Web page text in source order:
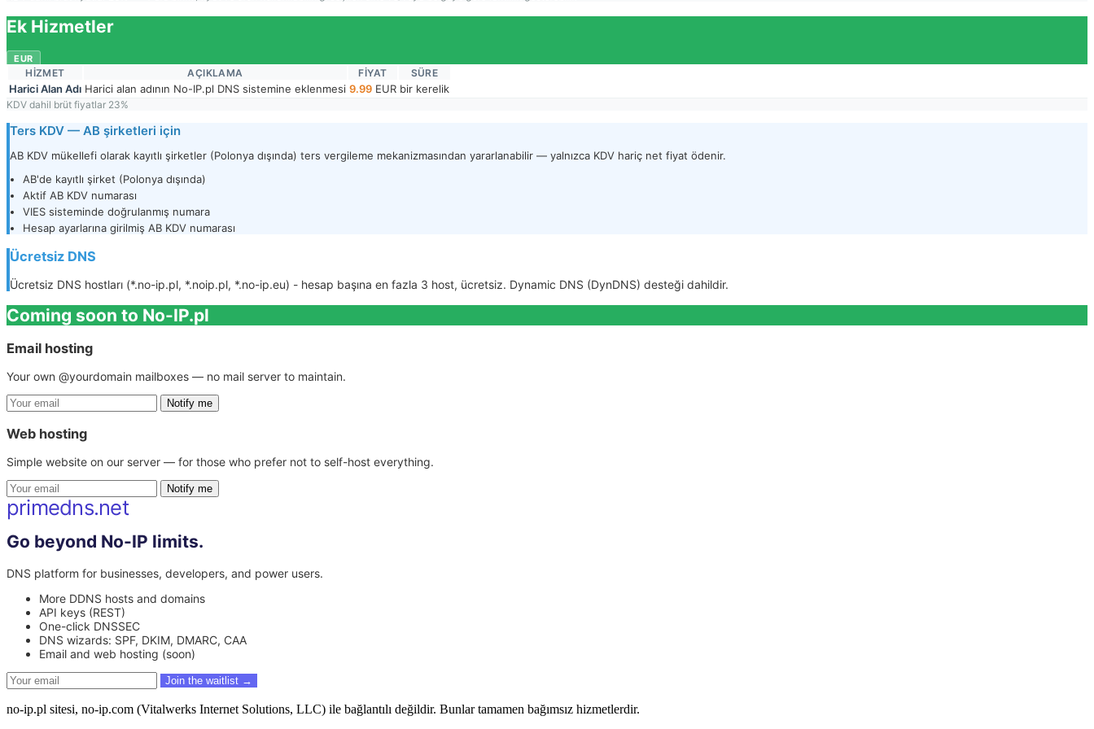
Ek Hizmetler
EUR
HIZMET AÇIKLAMA FIYAT SÜRE
Harici Alan Adı Harici alan adının No-IP.pl DNS sistemine eklenmesi 9.99 EUR bir kerelik
KDV dahil brüt fiyatlar 23%
Ters KDV — AB şirketleri için
AB KDV mükellefi olarak kayıtlı şirketler (Polonya dışında) ters vergileme mekanizmasından yararlanabilir — yalnızca KDV hariç net fiyat ödenir.
AB'de kayıtlı şirket (Polonya dışında)
Aktif AB KDV numarası
VIES sisteminde doğrulanmış numara
Hesap ayarlarına girilmiş AB KDV numarası
Ücretsiz DNS
Ücretsiz DNS hostları (*.no-ip.pl, *.noip.pl, *.no-ip.eu) - hesap başına en fazla 3 host, ücretsiz. Dynamic DNS (DynDNS) desteği dahildir.
Coming soon to No-IP.pl
Email hosting
Your own @yourdomain mailboxes — no mail server to maintain.
Notify me
Web hosting
Simple website on our server — for those who prefer not to self-host everything.
Notify me
primedns.net
Go beyond No-IP limits.
DNS platform for businesses, developers, and power users.
More DDNS hosts and domains
API keys (REST)
One-click DNSSEC
DNS wizards: SPF, DKIM, DMARC, CAA
Email and web hosting (soon)
Join the waitlist →
no-ip.pl sitesi, no-ip.com (Vitalwerks Internet Solutions, LLC) ile bağlantılı değildir. Bunlar tamamen bağımsız hizmetlerdir.